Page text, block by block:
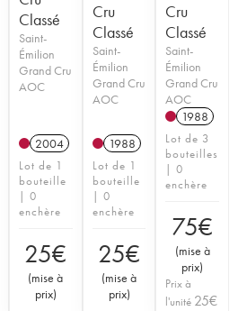
Classé
Saint-
Émilion
Grand Cru
AOC
2004
Lot de 1
bouteille
| 0
enchère
25€
(mise à
prix)
Cru
Classé
Saint-
Émilion
Grand Cru
AOC
1988
Lot de 1
bouteille
| 0
enchère
25€
(mise à
prix)
Cru
Classé
Saint-
Émilion
Grand Cru
AOC
1988
Lot de 3
bouteilles
| 0
enchère
75€
(mise à
prix)
Prix à
l'unité 25€